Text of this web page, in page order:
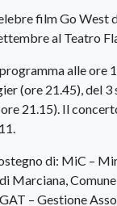
film Go West
al Teatro
alle ore
(ore 21.45), del
21.15). Il
di: MiC –
Marciana,
– Gestione